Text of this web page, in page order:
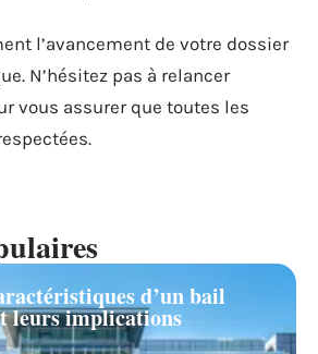
l’avancement de votre dossier
N’hésitez pas à relancer
vous assurer que toutes les
d’un bail
leurs implications